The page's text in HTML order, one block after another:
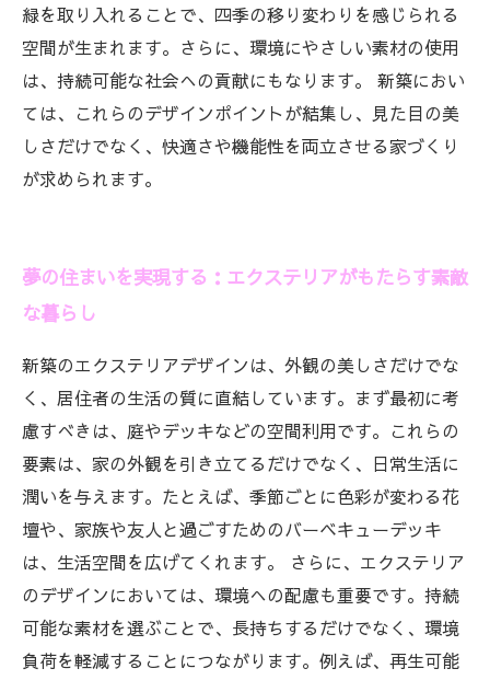
緑を取り入れることで、四季の移り変わりを感じられる
空間が生まれます。さらに、環境にやさしい素材の使用
は、持続可能な社会への貢献にもなります。 新築におい
ては、これらのデザインポイントが結集し、見た目の美
しさだけでなく、快適さや機能性を両立させる家づくり
が求められます。
夢の住まいを実現する：エクステリアがもたらす素敵
な暮らし
新築のエクステリアデザインは、外観の美しさだけでな
く、居住者の生活の質に直結しています。まず最初に考
慮すべきは、庭やデッキなどの空間利用です。これらの
要素は、家の外観を引き立てるだけでなく、日常生活に
潤いを与えます。たとえば、季節ごとに色彩が変わる花
壇や、家族や友人と過ごすためのバーベキューデッキ
は、生活空間を広げてくれます。 さらに、エクステリア
のデザインにおいては、環境への配慮も重要です。持続
可能な素材を選ぶことで、長持ちするだけでなく、環境
負荷を軽減することにつながります。例えば、再生可能